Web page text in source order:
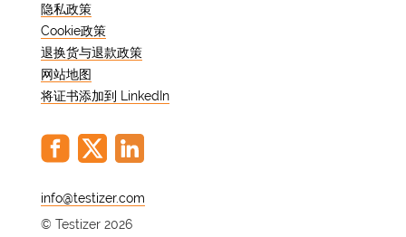
隐私政策
Cookie政策
退换货与退款政策
网站地图
将证书添加到 LinkedIn
@
© Testizer 2026